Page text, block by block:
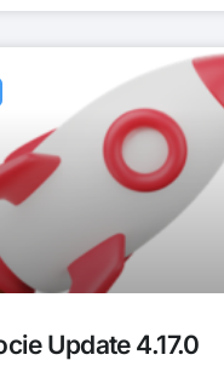
Update 4.17.0